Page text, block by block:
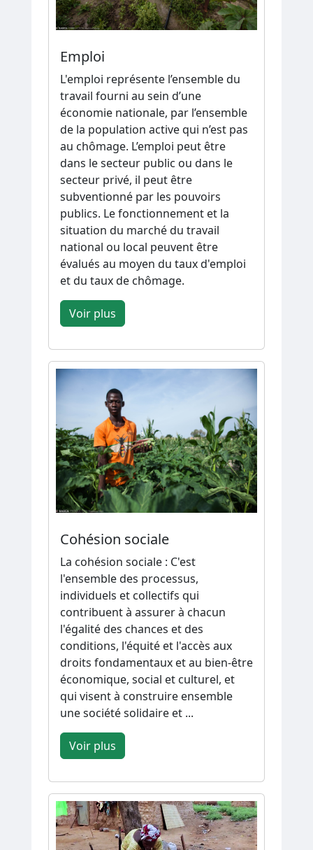
Emploi
L'emploi représente l’ensemble du
travail fourni au sein d’une
économie nationale, par l’ensemble
de la population active qui n’est pas
au chômage. L’emploi peut être
dans le secteur public ou dans le
secteur privé, il peut être
subventionné par les pouvoirs
publics. Le fonctionnement et la
situation du marché du travail
national ou local peuvent être
évalués au moyen du taux d'emploi
et du taux de chômage.
Voir plus
Cohésion sociale
La cohésion sociale : C'est
l'ensemble des processus,
individuels et collectifs qui
contribuent à assurer à chacun
l'égalité des chances et des
conditions, l'équité et l'accès aux
droits fondamentaux et au bien-être
économique, social et culturel, et
qui visent à construire ensemble
une société solidaire et ...
Voir plus